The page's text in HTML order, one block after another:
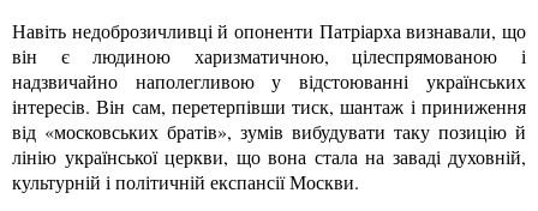
Навіть недоброзичливці й опоненти Патріарха визнавали, що
він є людиною харизматичною, цілеспрямованою і
надзвичайно наполегливою у відстоюванні українських
інтересів. Він сам, перетерпівши тиск, шантаж і приниження
від «московських братів», зумів вибудувати таку позицію й
лінію української церкви, що вона стала на заваді духовній,
культурній і політичній експансії Москви.